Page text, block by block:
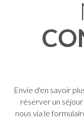
Envie d'en savoir
réserver un
nous via le